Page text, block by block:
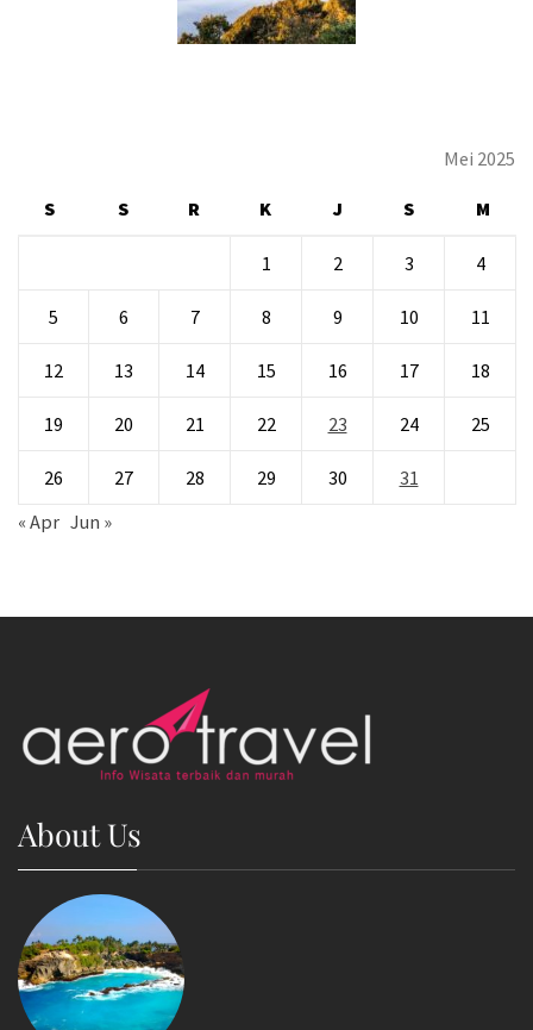
Mei 2025
S S R K J S M
1 2 3 4
5 6 7 8 9 10 11
12 13 14 15 16 17 18
19 20 21 22 23 24 25
26 27 28 29 30
31
« Apr Jun »
About Us